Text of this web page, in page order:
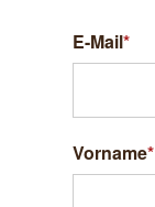
E-Mail*
Vorname*